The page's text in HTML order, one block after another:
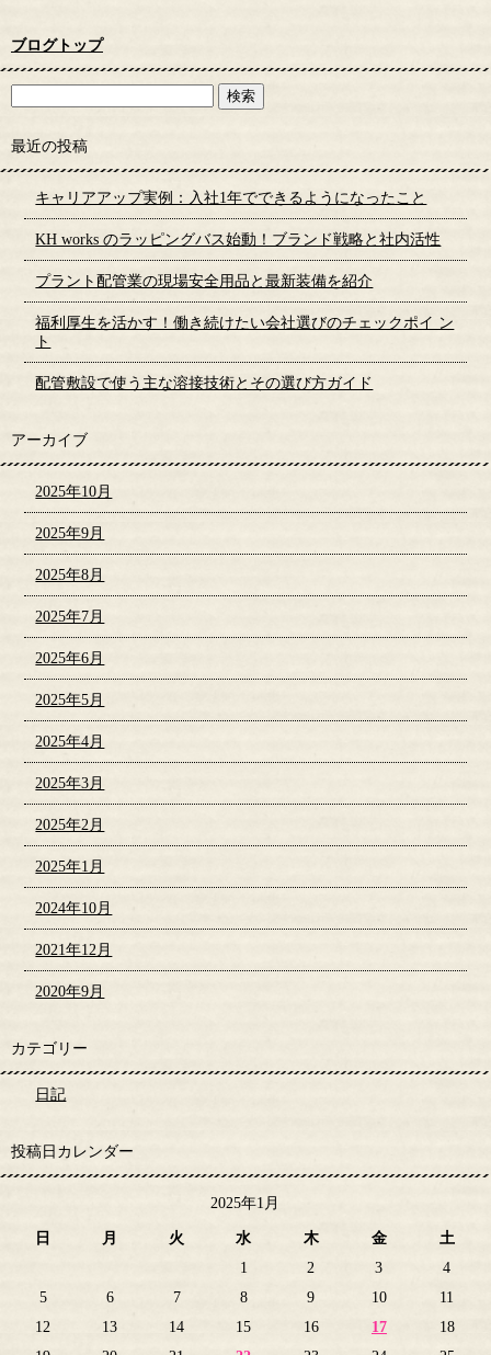
ブログトップ
最近の投稿
キャリアアップ実例：入社1年でできるようになったこと
KH works のラッピングバス始動！ブランド戦略と社内活性
プラント配管業の現場安全用品と最新装備を紹介
福利厚生を活かす！働き続けたい会社選びのチェックポイ ン
ト
配管敷設で使う主な溶接技術とその選び方ガイド
アーカイブ
2025年10月
2025年9月
2025年8月
2025年7月
2025年6月
2025年5月
2025年4月
2025年3月
2025年2月
2025年1月
2024年10月
2021年12月
2020年9月
カテゴリー
日記
投稿日カレンダー
2025年1月
日 月 火 水 木 金
土
1
2 3
4
5
6 7 8 9 10
11
12
13 14 15 16 17
18